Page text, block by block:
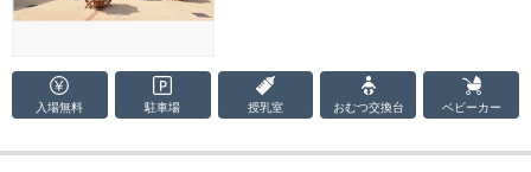
入場無料 駐車場 授乳室 おむつ交換台 ベビーカー